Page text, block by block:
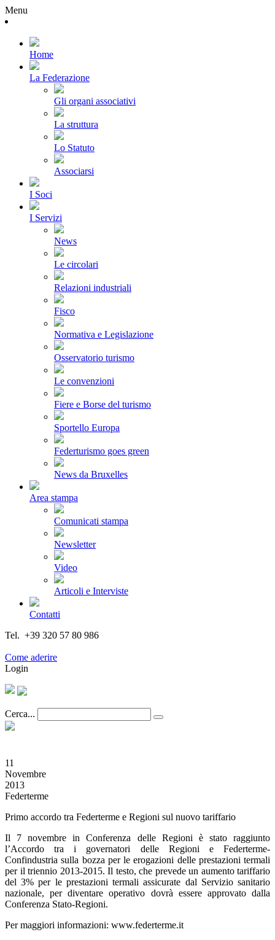
Menu
Home
La Federazione
Gli organi associativi
La struttura
Lo Statuto
Associarsi
I Soci
I Servizi
News
Le circolari
Relazioni industriali
Fisco
Normativa e Legislazione
Osservatorio turismo
Le convenzioni
Fiere e Borse del turismo
Sportello Europa
Federturismo goes green
News da Bruxelles
Area stampa
Comunicati stampa
Newsletter
Video
Articoli e Interviste
Contatti
Tel. +39 320 57 80 986
Come aderire
Login
Cerca...
11
Novembre
2013
Federterme
Primo accordo tra Federterme e Regioni sul nuovo tariffario
Il 7 novembre in Conferenza delle Regioni è stato raggiunto
l’Accordo tra i governatori delle Regioni e Federterme-
Confindustria sulla bozza per le erogazioni delle prestazioni termali
per il triennio 2013-2015. Il testo, che prevede un aumento tariffario
del 3% per le prestazioni termali assicurate dal Servizio sanitario
nazionale, per diventare operativo dovrà essere approvato dalla
Conferenza Stato-Regioni.
Per maggiori informazioni: www.federterme.it